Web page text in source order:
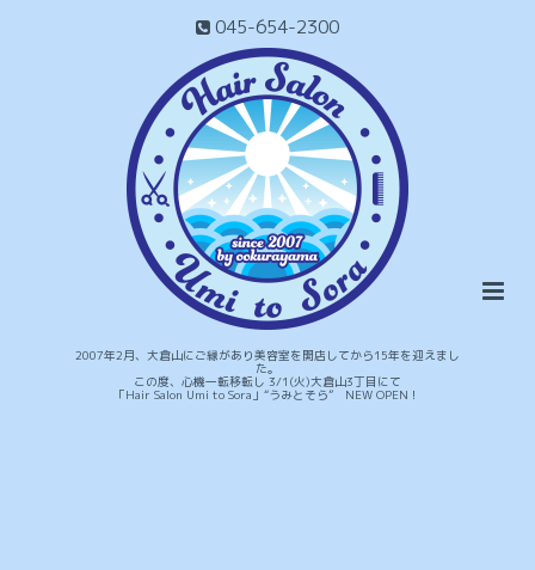
045-654-2300
2007年2月、大倉山にご縁があり美容室を開店してから15年を迎えまし
た。
この度、心機一転移転し 3/1(火)大倉山3丁目にて
「Hair Salon Umi to Sora」“うみとそら” NEW OPEN！